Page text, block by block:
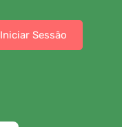
Iniciar Sessão